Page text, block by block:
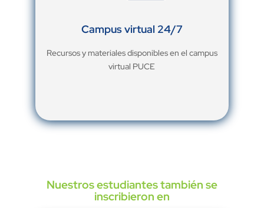
Campus virtual 24/7
Recursos y materiales disponibles en el campus
virtual PUCE
Nuestros estudiantes también se
inscribieron en